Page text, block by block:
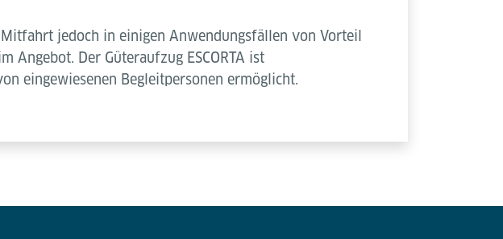
jedoch in einigen Anwendungsfällen von Vorteil
Angebot. Der Güteraufzug ESCORTA ist
eingewiesenen Begleitpersonen ermöglicht.